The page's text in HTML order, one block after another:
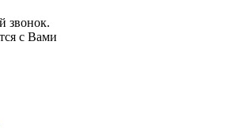
звонок.
с Вами